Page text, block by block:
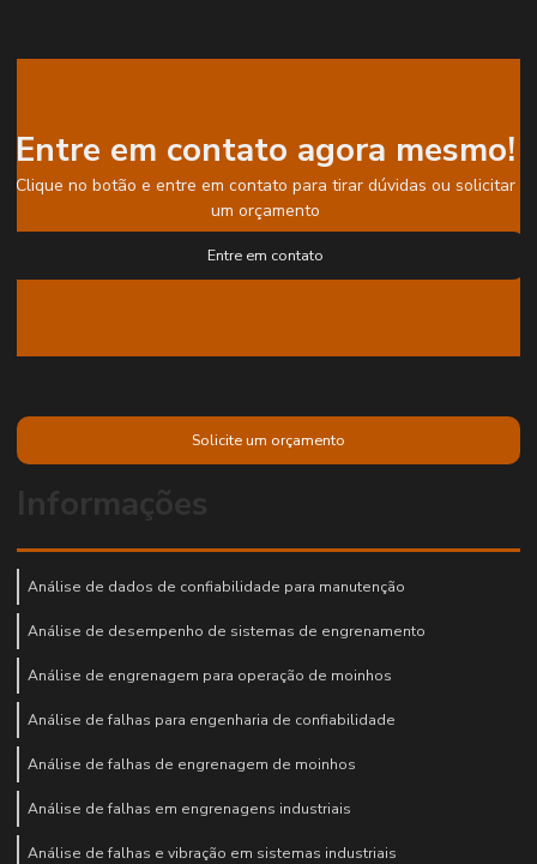
Entre em contato agora mesmo!
Clique no botão e entre em contato para tirar dúvidas ou solicitar
um orçamento
Entre em contato
Solicite um orçamento
Análise de dados de confiabilidade para manutenção
Análise de desempenho de sistemas de engrenamento
Análise de engrenagem para operação de moinhos
Análise de falhas para engenharia de confiabilidade
Análise de falhas de engrenagem de moinhos
Análise de falhas em engrenagens industriais
Análise de falhas e vibração em sistemas industriais